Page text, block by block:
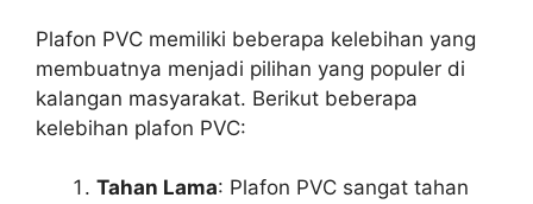
Plafon PVC memiliki beberapa kelebihan yang
membuatnya menjadi pilihan yang populer di
kalangan masyarakat. Berikut beberapa
kelebihan plafon PVC:
Tahan Lama: Plafon PVC sangat tahan